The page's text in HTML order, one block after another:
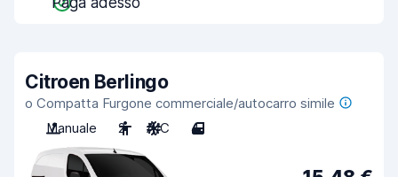
Citroen Berlingo
o Compatta Furgone commerciale/autocarro simile
Manuale
2 A/C 4